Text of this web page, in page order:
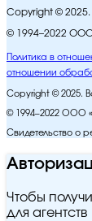
Copyright ©
© 1994–2022
Политика в
отношении
Copyright © 2025.
© 1994–2022 ООО
Свидетельство о
Чтобы
для